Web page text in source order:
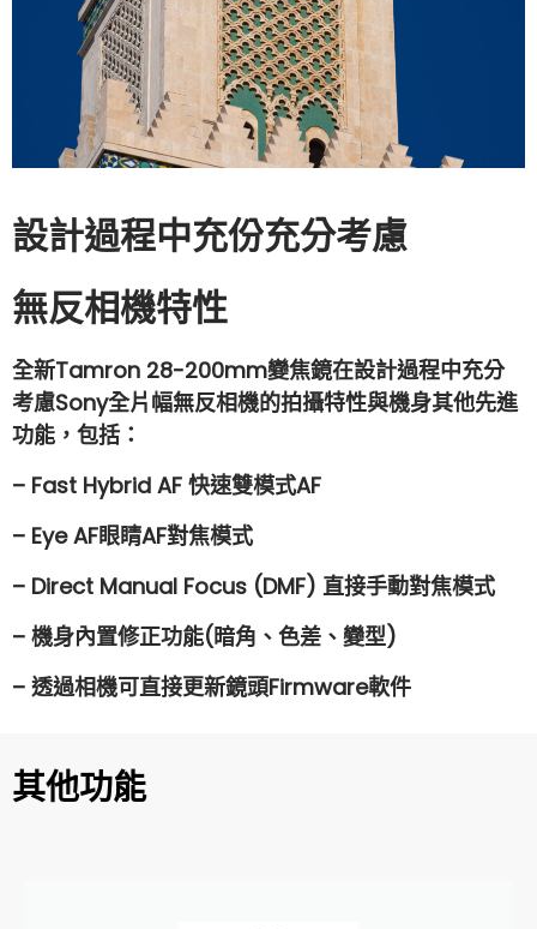
設計過程中充份充分考慮
無反相機特性
全新Tamron 28-200mm變焦鏡在設計過程中充分
考慮Sony全片幅無反相機的拍攝特性與機身其他先進
功能，包括：
– Fast Hybrid AF 快速雙模式AF
– Eye AF眼睛AF對焦模式
– Direct Manual Focus (DMF) 直接手動對焦模式
– 機身內置修正功能(暗角、色差、變型)
– 透過相機可直接更新鏡頭Firmware軟件
其他功能